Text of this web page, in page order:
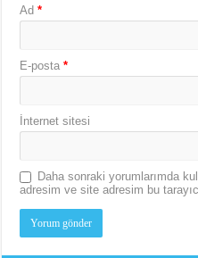
Ad*
E-posta*
İnternet sitesi
Daha sonraki yorumlarımda
adresim ve site adresim bu